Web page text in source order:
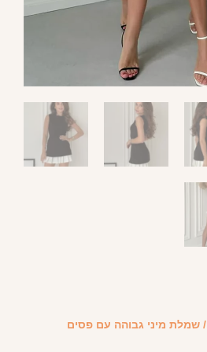
/ שמלת מיני גבוהה עם פסים